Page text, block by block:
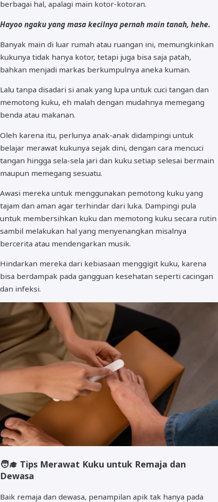
berbagai hal, apalagi main kotor-kotoran.
Hayoo ngaku yang masa kecilnya pernah main tanah, hehe.
Banyak main di luar rumah atau ruangan ini, memungkinkan
kukunya tidak hanya kotor, tetapi juga bisa saja patah,
bahkan menjadi markas berkumpulnya aneka kuman.
Lalu tanpa disadari si anak yang lupa untuk cuci tangan dan
memotong kuku, eh malah dengan mudahnya memegang
benda atau makanan.
Oleh karena itu, perlunya anak-anak didampingi untuk
belajar merawat kukunya sejak dini, dengan cara mencuci
tangan hingga sela-sela jari dan kuku setiap selesai bermain
maupun memegang sesuatu.
Awasi mereka untuk menggunakan pemotong kuku yang
tajam dan aman agar terhindar dari luka. Dampingi pula
untuk membersihkan kuku dan memotong kuku secara rutin
sambil melakukan hal yang menyenangkan misalnya
bercerita atau mendengarkan musik.
Hindarkan mereka dari kebiasaan menggigit kuku, karena
bisa berdampak pada gangguan kesehatan seperti cacingan
dan infeksi.
🧑‍🎓 Tips Merawat Kuku untuk Remaja dan
Dewasa
Baik remaja dan dewasa, penampilan apik tak hanya pada